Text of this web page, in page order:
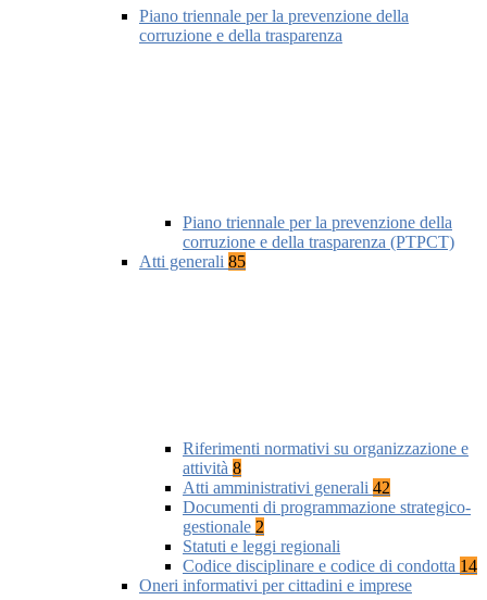
Piano triennale per la prevenzione della
corruzione e della trasparenza
Piano triennale per la prevenzione della
corruzione e della trasparenza (PTPCT)
Atti generali 85
Riferimenti normativi su organizzazione e
attività 8
Atti amministrativi generali 42
Documenti di programmazione strategico-
gestionale 2
Statuti e leggi regionali
Codice disciplinare e codice di condotta 14
Oneri informativi per cittadini e imprese